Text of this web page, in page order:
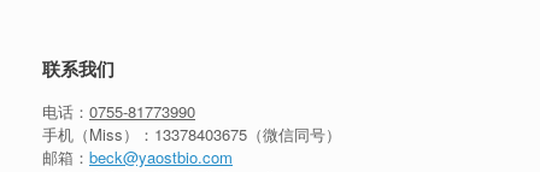
联系我们
电话： 0755-81773990
手机（Miss）： 13378403675 （微信同号）
邮箱： beck@yaostbio.com